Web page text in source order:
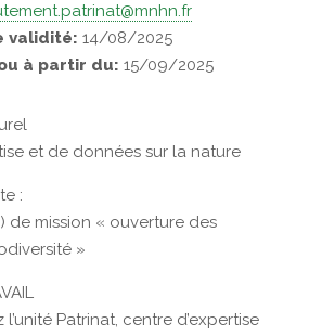
validité: 14/08/2025
à partir du: 15/09/2025
et de données sur la nature
:
de mission « ouverture des
»
Patrinat, centre d’expertise